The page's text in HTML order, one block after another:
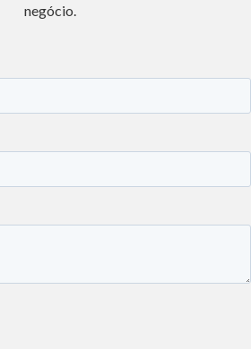
negócio.